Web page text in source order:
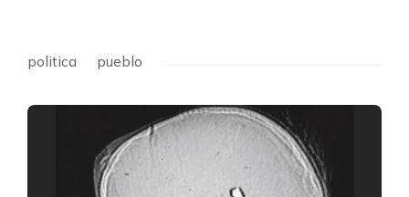
politica pueblo